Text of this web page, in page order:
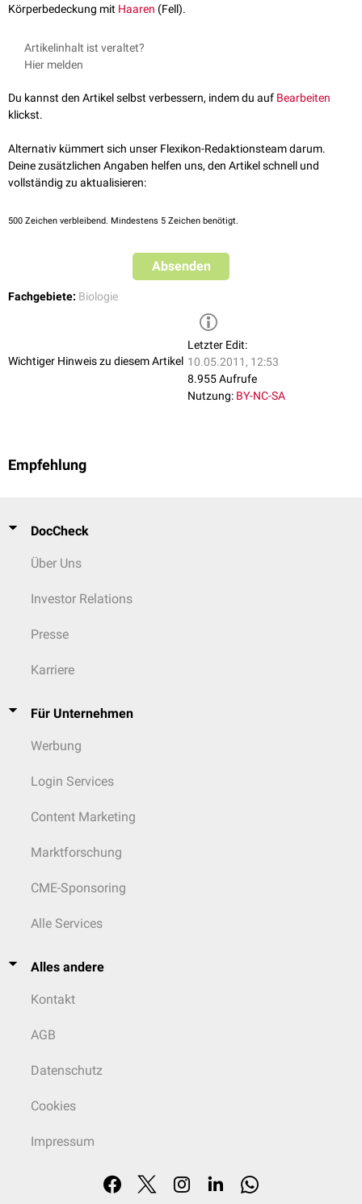
Körperbedeckung mit Haaren (Fell).
Artikelinhalt ist veraltet?
Hier melden
Du kannst den Artikel selbst verbessern, indem du auf Bearbeiten
klickst.
Alternativ kümmert sich unser Flexikon-Redaktionsteam darum.
Deine zusätzlichen Angaben helfen uns, den Artikel schnell und
vollständig zu aktualisieren:
500 Zeichen verbleibend. Mindestens 5 Zeichen benötigt.
Absenden
Fachgebiete: Biologie
Wichtiger Hinweis zu diesem Artikel
Letzter Edit:
10.05.2011, 12:53
8.955 Aufrufe
Nutzung: BY-NC-SA
Empfehlung
DocCheck
Über Uns
Investor Relations
Presse
Karriere
Für Unternehmen
Werbung
Login Services
Content Marketing
Marktforschung
CME-Sponsoring
Alle Services
Alles andere
Kontakt
AGB
Datenschutz
Cookies
Impressum